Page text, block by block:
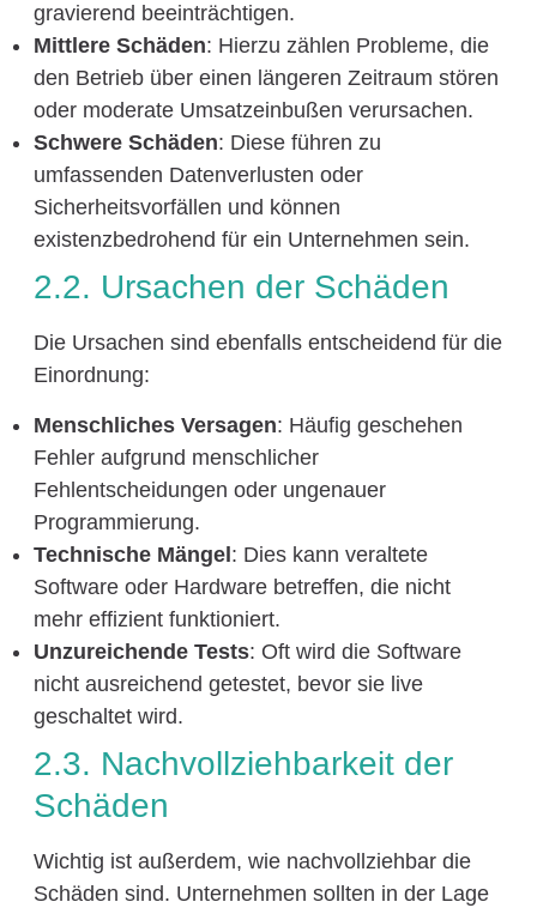
gravierend beeinträchtigen.
Mittlere Schäden: Hierzu zählen Probleme, die
den Betrieb über einen längeren Zeitraum stören
oder moderate Umsatzeinbußen verursachen.
Schwere Schäden: Diese führen zu
umfassenden Datenverlusten oder
Sicherheitsvorfällen und können
existenzbedrohend für ein Unternehmen sein.
2.2. Ursachen der Schäden
Die Ursachen sind ebenfalls entscheidend für die
Einordnung:
Menschliches Versagen: Häufig geschehen
Fehler aufgrund menschlicher
Fehlentscheidungen oder ungenauer
Programmierung.
Technische Mängel: Dies kann veraltete
Software oder Hardware betreffen, die nicht
mehr effizient funktioniert.
Unzureichende Tests: Oft wird die Software
nicht ausreichend getestet, bevor sie live
geschaltet wird.
2.3. Nachvollziehbarkeit der
Schäden
Wichtig ist außerdem, wie nachvollziehbar die
Schäden sind. Unternehmen sollten in der Lage